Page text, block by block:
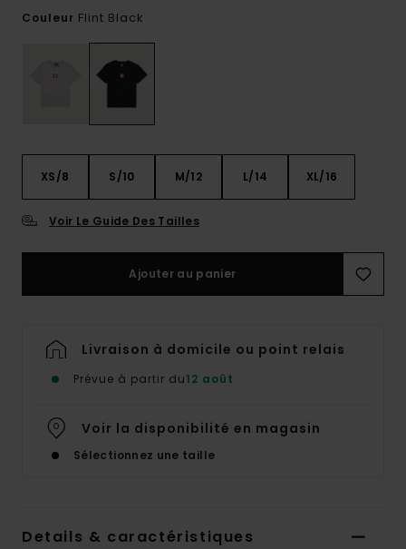
Couleur Flint Black
XS/8 S/10 M/12 L/14 XL/16
Voir Le Guide Des Tailles
Ajouter au panier
Livraison à domicile ou point relais
Prévue à partir du12 août
Voir la disponibilité en magasin
Sélectionnez une taille
Details & caractéristiques